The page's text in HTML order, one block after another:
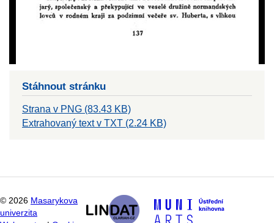
Stáhnout stránku
Strana v PNG (83.43 KB)
Extrahovaný text v TXT (2.24 KB)
© 2026 Masarykova
univerzita